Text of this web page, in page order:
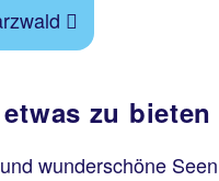
zu bieten
wunderschöne